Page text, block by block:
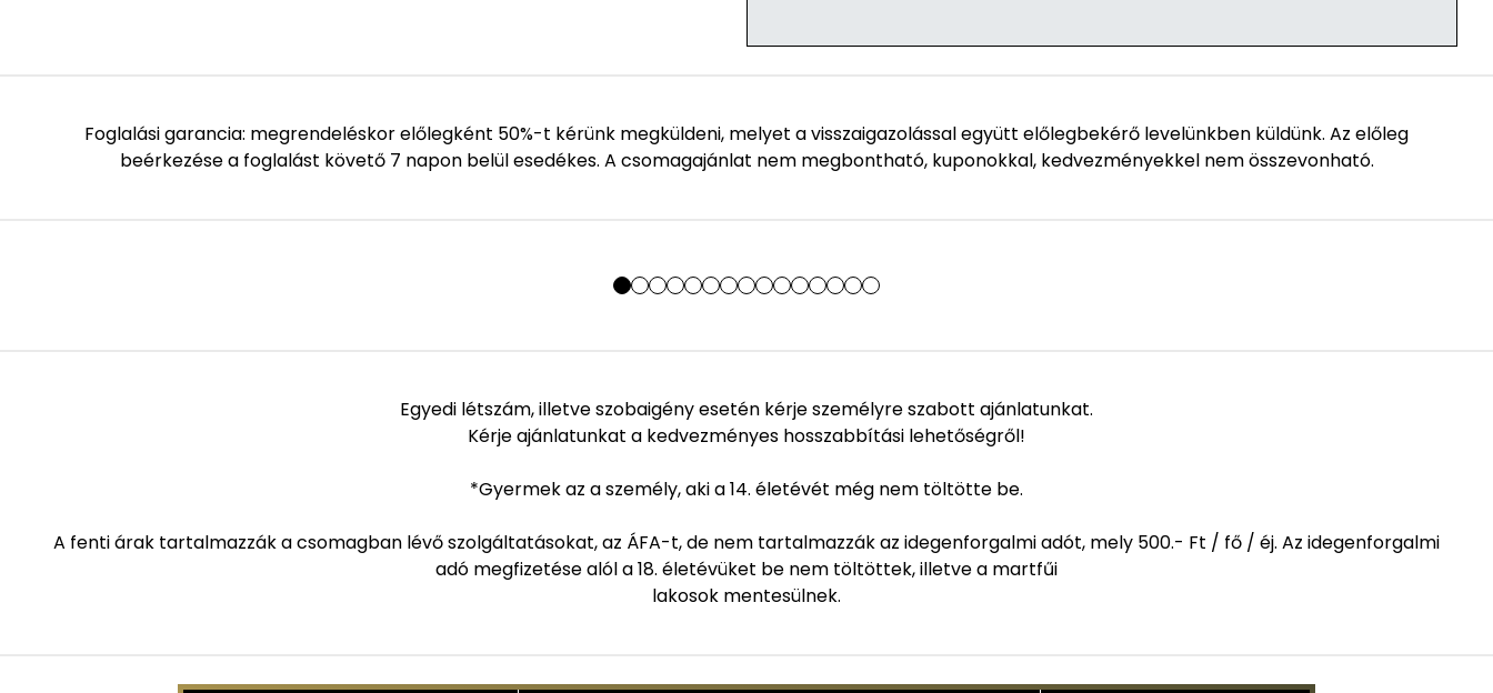
Foglalási garancia: megrendeléskor előlegként 50%-t kérünk megküldeni, melyet a visszaigazolással együtt előlegbekérő levelünkben küldünk. Az előleg
beérkezése a foglalást követő 7 napon belül esedékes. A csomagajánlat nem megbontható, kuponokkal, kedvezményekkel nem összevonható.
Egyedi létszám, illetve szobaigény esetén kérje személyre szabott ajánlatunkat.
Kérje ajánlatunkat a kedvezményes hosszabbítási lehetőségről!
*Gyermek az a személy, aki a 14. életévét még nem töltötte be.
A fenti árak tartalmazzák a csomagban lévő szolgáltatásokat, az ÁFA-t, de nem tartalmazzák az idegenforgalmi adót, mely 500.- Ft / fő / éj. Az idegenforgalmi
adó megfizetése alól a 18. életévüket be nem töltöttek, illetve a martfűi
lakosok mentesülnek.